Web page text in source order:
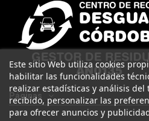
Páginas
Este sitio Web utiliza cookies
habilitar las funcionalidades
realizar estadísticas y análisis del
recibido, personalizar las
para ofrecer anuncios y